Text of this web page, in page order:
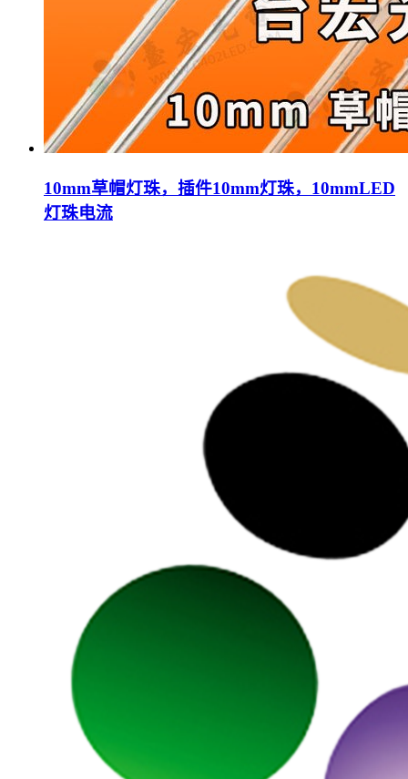
10mm草帽灯珠，插件10mm灯珠，10mmLED
灯珠电流